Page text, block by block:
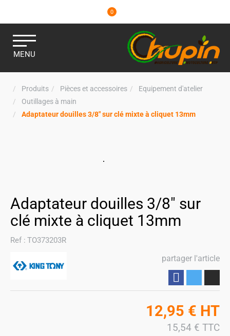
0
MENU
Produits Pièces et accessoires
Equipement d'atelier
Outillages à main
Adaptateur douilles 3/8" sur clé mixte à cliquet 13mm
Adaptateur douilles 3/8" sur
clé mixte à cliquet 13mm
Ref : TO373203R
partager l'article
12,95 € HT
15,54 € TTC